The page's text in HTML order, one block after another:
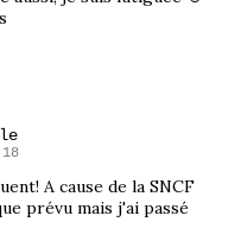
A cause de la SNCF
prévu mais j'ai passé